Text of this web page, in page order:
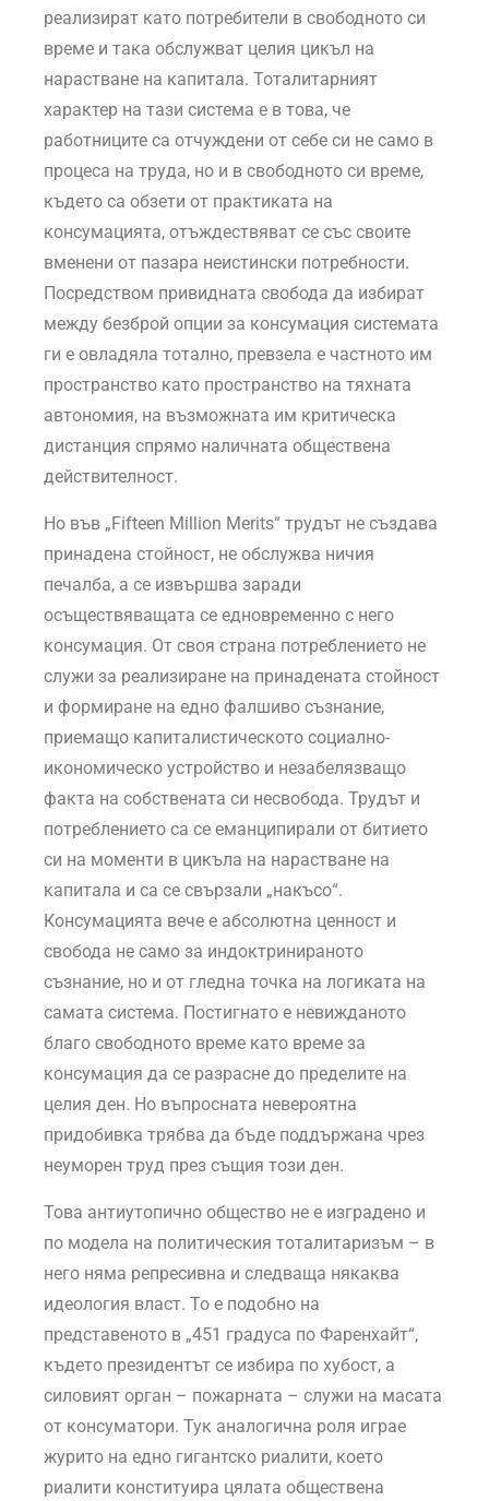
реализират като потребители в свободното си
време и така обслужват целия цикъл на
нарастване на капитала. Тоталитарният
характер на тази система е в това, че
работниците са отчуждени от себе си не само в
процеса на труда, но и в свободното си време,
където са обзети от практиката на
консумацията, отъждествяват се със своите
вменени от пазара неистински потребности.
Посредством привидната свобода да избират
между безброй опции за консумация системата
ги е овладяла тотално, превзела е частното им
пространство като пространство на тяхната
автономия, на възможната им критическа
дистанция спрямо наличната обществена
действителност.
Но във „Fifteen Million Merits“ трудът не създава
принадена стойност, не обслужва ничия
печалба, а се извършва заради
осъществяващата се едновременно с него
консумация. От своя страна потреблението не
служи за реализиране на принадената стойност
и формиране на едно фалшиво съзнание,
приемащо капиталистическото социално-
икономическо устройство и незабелязващо
факта на собствената си несвобода. Трудът и
потреблението са се еманципирали от битието
си на моменти в цикъла на нарастване на
капитала и са се свързали „накъсо“.
Консумацията вече е абсолютна ценност и
свобода не само за индоктринираното
съзнание, но и от гледна точка на логиката на
самата система. Постигнато е невижданото
благо свободното време като време за
консумация да се разрасне до пределите на
целия ден. Но въпросната невероятна
придобивка трябва да бъде поддържана чрез
неуморен труд през същия този ден.
Това антиутопично общество не е изградено и
по модела на политическия тоталитаризъм – в
него няма репресивна и следваща някаква
идеология власт. То е подобно на
представеното в „451 градуса по Фаренхайт“,
където президентът се избира по хубост, а
силовият орган – пожарната – служи на масата
от консуматори. Тук аналогична роля играе
журито на едно гигантско риалити, което
риалити конституира цялата обществена